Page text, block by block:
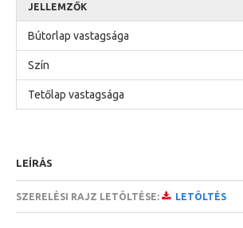
JELLEMZŐK
Bútorlap vastagsága
Szín
Tetőlap vastagsága
LEÍRÁS
SZERELÉSI RAJZ LETÖLTÉSE: LETÖLTÉS